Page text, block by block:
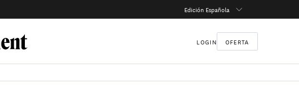
Edición Española
LOGIN OFERTA